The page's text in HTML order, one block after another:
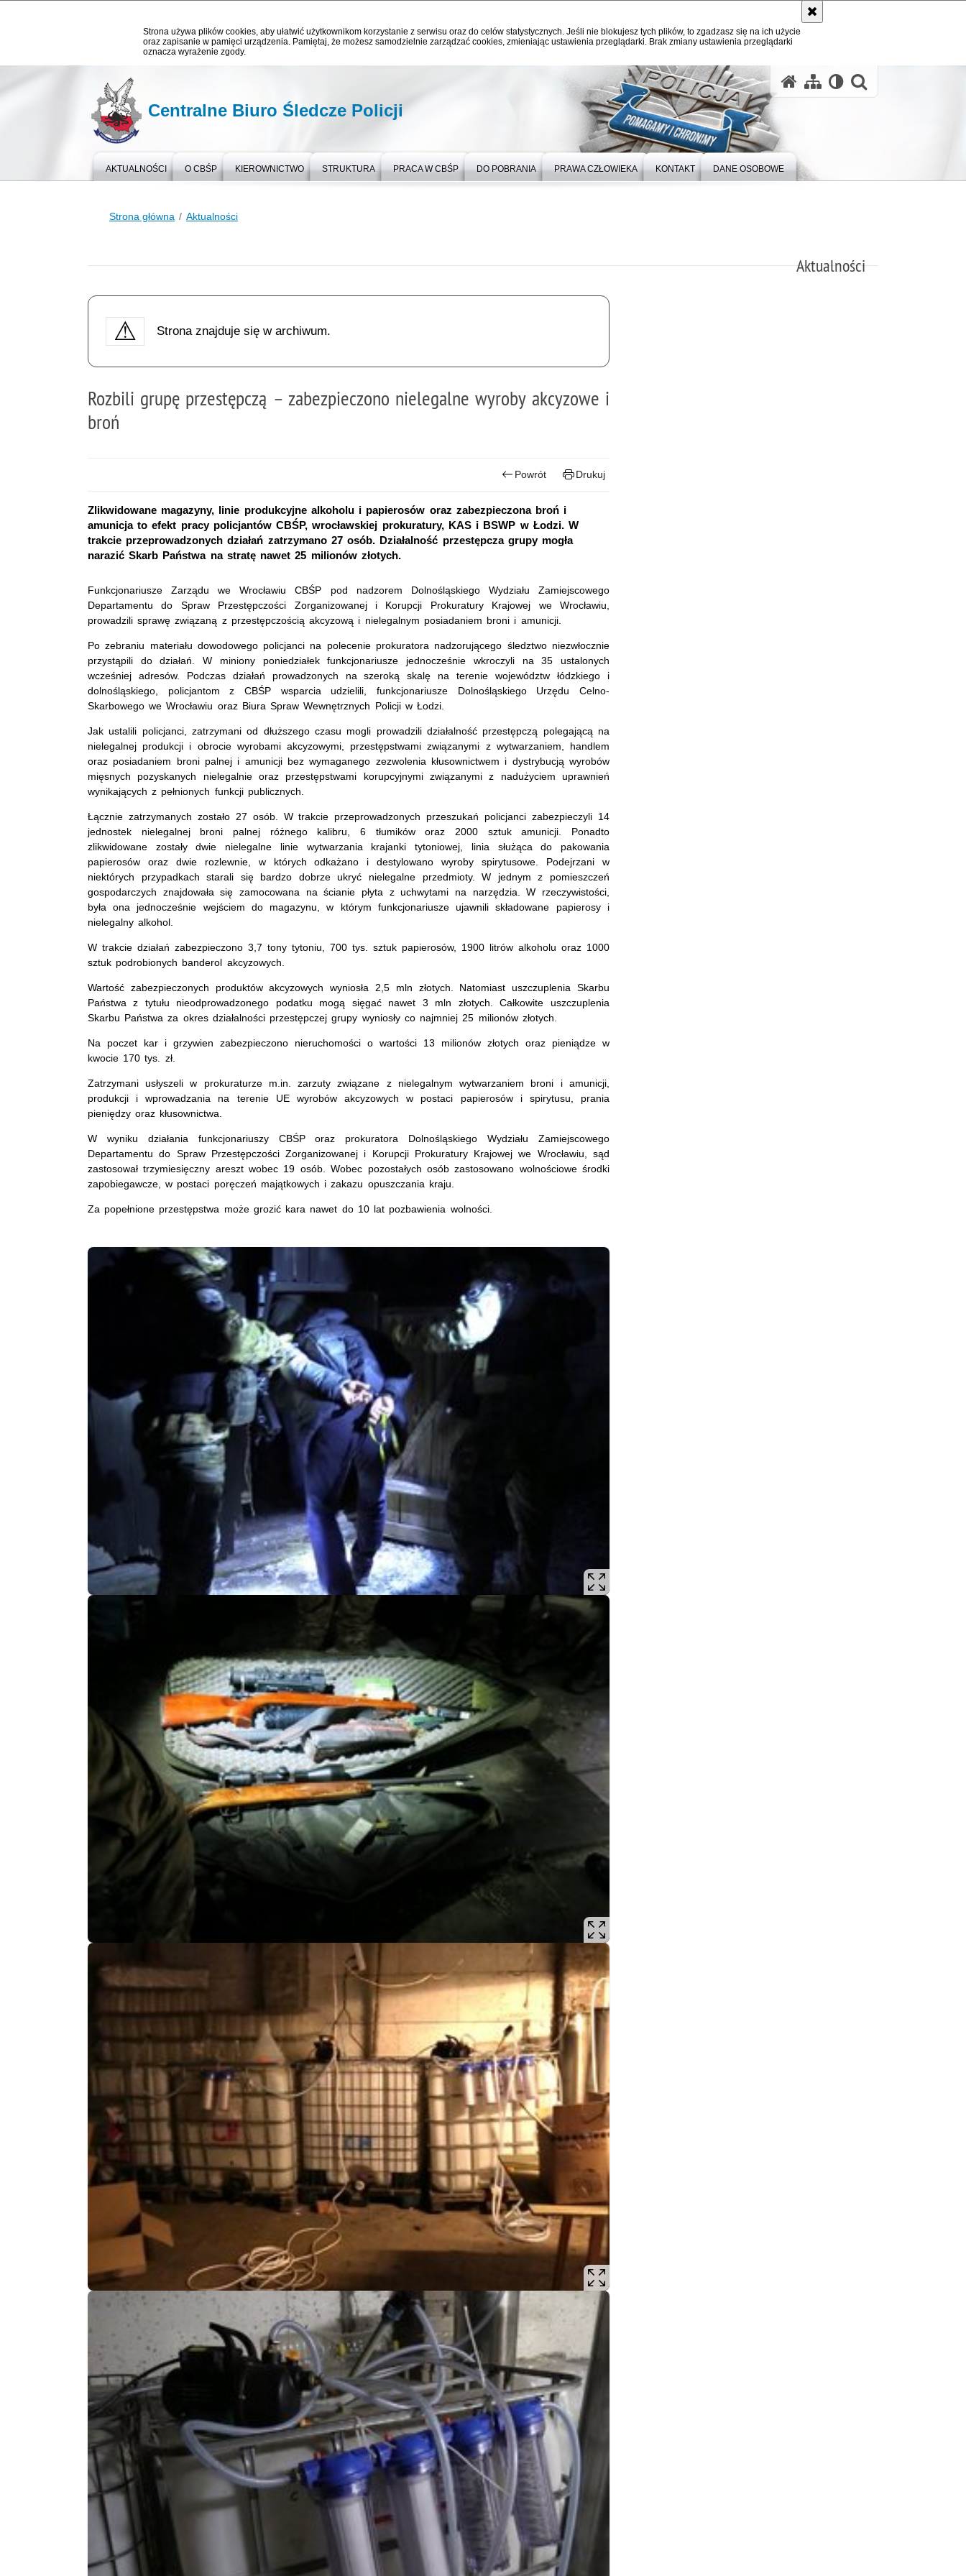
Strona używa plików cookies, aby ułatwić użytkownikom korzystanie z serwisu oraz do celów statystycznych. Jeśli nie blokujesz tych plików, to zgadzasz się na ich użycie
oraz zapisanie w pamięci urządzenia. Pamiętaj, że możesz samodzielnie zarządzać cookies, zmieniając ustawienia przeglądarki. Brak zmiany ustawienia przeglądarki
oznacza wyrażenie zgody.
Centralne Biuro Śledcze Policji
AKTUALNOŚCI O CBŚP KIEROWNICTWO STRUKTURA PRACA W CBŚP DO POBRANIA PRAWA CZŁOWIEKA KONTAKT DANE OSOBOWE
Strona główna Aktualności
Aktualności
Strona znajduje się w archiwum.
Rozbili grupę przestępczą – zabezpieczono nielegalne wyroby akcyzowe i
broń
Powrót Drukuj
Zlikwidowane magazyny, linie produkcyjne alkoholu i papierosów oraz zabezpieczona broń i
amunicja to efekt pracy policjantów CBŚP, wrocławskiej prokuratury, KAS i BSWP w Łodzi. W
trakcie przeprowadzonych działań zatrzymano 27 osób. Działalność przestępcza grupy mogła
narazić Skarb Państwa na stratę nawet 25 milionów złotych.
Funkcjonariusze Zarządu we Wrocławiu CBŚP pod nadzorem Dolnośląskiego Wydziału Zamiejscowego
Departamentu do Spraw Przestępczości Zorganizowanej i Korupcji Prokuratury Krajowej we Wrocławiu,
prowadzili sprawę związaną z przestępczością akcyzową i nielegalnym posiadaniem broni i amunicji.
Po zebraniu materiału dowodowego policjanci na polecenie prokuratora nadzorującego śledztwo niezwłocznie
przystąpili do działań. W miniony poniedziałek funkcjonariusze jednocześnie wkroczyli na 35 ustalonych
wcześniej adresów. Podczas działań prowadzonych na szeroką skalę na terenie województw łódzkiego i
dolnośląskiego, policjantom z CBŚP wsparcia udzielili, funkcjonariusze Dolnośląskiego Urzędu Celno-
Skarbowego we Wrocławiu oraz Biura Spraw Wewnętrznych Policji w Łodzi.
Jak ustalili policjanci, zatrzymani od dłuższego czasu mogli prowadzili działalność przestępczą polegającą na
nielegalnej produkcji i obrocie wyrobami akcyzowymi, przestępstwami związanymi z wytwarzaniem, handlem
oraz posiadaniem broni palnej i amunicji bez wymaganego zezwolenia kłusownictwem i dystrybucją wyrobów
mięsnych pozyskanych nielegalnie oraz przestępstwami korupcyjnymi związanymi z nadużyciem uprawnień
wynikających z pełnionych funkcji publicznych.
Łącznie zatrzymanych zostało 27 osób. W trakcie przeprowadzonych przeszukań policjanci zabezpieczyli 14
jednostek nielegalnej broni palnej różnego kalibru, 6 tłumików oraz 2000 sztuk amunicji. Ponadto
zlikwidowane zostały dwie nielegalne linie wytwarzania krajanki tytoniowej, linia służąca do pakowania
papierosów oraz dwie rozlewnie, w których odkażano i destylowano wyroby spirytusowe. Podejrzani w
niektórych przypadkach starali się bardzo dobrze ukryć nielegalne przedmioty. W jednym z pomieszczeń
gospodarczych znajdowała się zamocowana na ścianie płyta z uchwytami na narzędzia. W rzeczywistości,
była ona jednocześnie wejściem do magazynu, w którym funkcjonariusze ujawnili składowane papierosy i
nielegalny alkohol.
W trakcie działań zabezpieczono 3,7 tony tytoniu, 700 tys. sztuk papierosów, 1900 litrów alkoholu oraz 1000
sztuk podrobionych banderol akcyzowych.
Wartość zabezpieczonych produktów akcyzowych wyniosła 2,5 mln złotych. Natomiast uszczuplenia Skarbu
Państwa z tytułu nieodprowadzonego podatku mogą sięgać nawet 3 mln złotych. Całkowite uszczuplenia
Skarbu Państwa za okres działalności przestępczej grupy wyniosły co najmniej 25 milionów złotych.
Na poczet kar i grzywien zabezpieczono nieruchomości o wartości 13 milionów złotych oraz pieniądze w
kwocie 170 tys. zł.
Zatrzymani usłyszeli w prokuraturze m.in. zarzuty związane z nielegalnym wytwarzaniem broni i amunicji,
produkcji i wprowadzania na terenie UE wyrobów akcyzowych w postaci papierosów i spirytusu, prania
pieniędzy oraz kłusownictwa.
W wyniku działania funkcjonariuszy CBŚP oraz prokuratora Dolnośląskiego Wydziału Zamiejscowego
Departamentu do Spraw Przestępczości Zorganizowanej i Korupcji Prokuratury Krajowej we Wrocławiu, sąd
zastosował trzymiesięczny areszt wobec 19 osób.Wobec pozostałych osób zastosowano wolnościowe środki
zapobiegawcze, w postaci poręczeń majątkowych i zakazu opuszczania kraju.
Za popełnione przestępstwa może grozić kara nawet do 10 lat pozbawienia wolności.